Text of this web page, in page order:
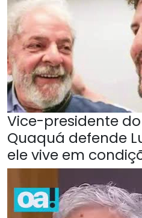
Vice-presidente
Quaquá defende
ele vive em